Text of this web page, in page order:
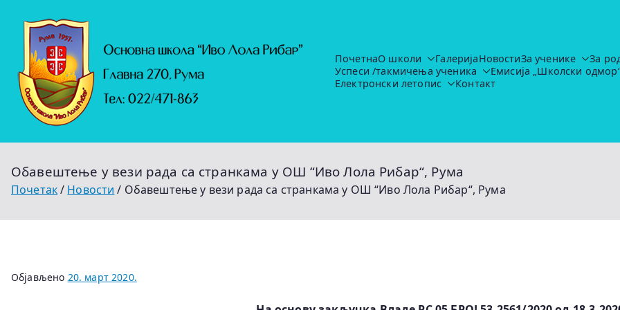
садржај
Основна школа "Иво Лола Рибар"
https://ruma.rs/vesti/ulaganja-u-obrazovanje-u-rumi-se-
ПочетнаО школи ГалеријаНовостиЗа ученике За
Успеси /такмичења ученика
Емисија „Школски
Електронски летопис
Контакт
Обавештење у вези рада са странкама у ОШ “Иво Лола Рибар“, Рума
Почетак Новости Обавештење у вези рада са странкама у ОШ “Иво Лола Рибар“, Рума
Објављено 20. март 2020.